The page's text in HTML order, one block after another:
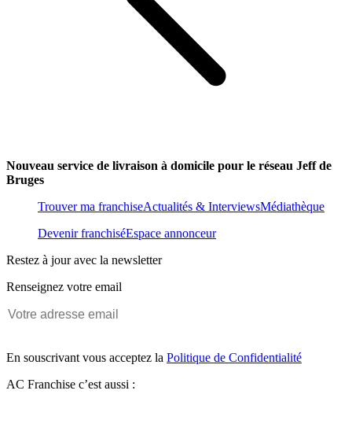
Nouveau service de livraison à domicile pour le réseau Jeff de
Bruges
Trouver ma franchiseActualités & InterviewsMédiathèque
Devenir franchiséEspace annonceur
Restez à jour avec la newsletter
Renseignez votre email
En souscrivant vous acceptez la Politique de Confidentialité
AC Franchise c’est aussi :